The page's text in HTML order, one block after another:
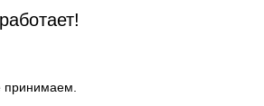
принимаем.